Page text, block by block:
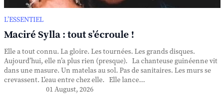
L’ESSENTIEL
Maciré Sylla : tout s’écroule !
Elle a tout connu. La gloire. Les tournées. Les grands disques.
Aujourd’hui, elle n’a plus rien (presque). La chanteuse guinéenne vit
dans une masure. Un matelas au sol. Pas de sanitaires. Les murs se
crevassent. L'eau entre chez elle. Elle lance...
01 August, 2026